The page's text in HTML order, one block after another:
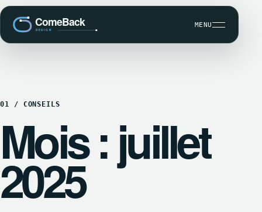
MENU
SEO ET VISIBILITÉ
CBK COMMUNICATION CLIENT
01 / CONSEILS
Mois : juillet
2025